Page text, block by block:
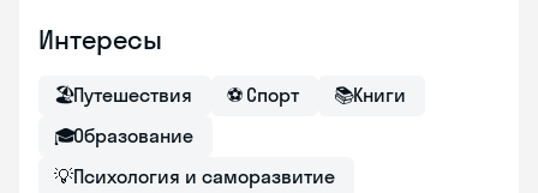
Интересы
🏖Путешествия ⚽ Спорт 📚Книги
🎓Образование
💡Психология и саморазвитие